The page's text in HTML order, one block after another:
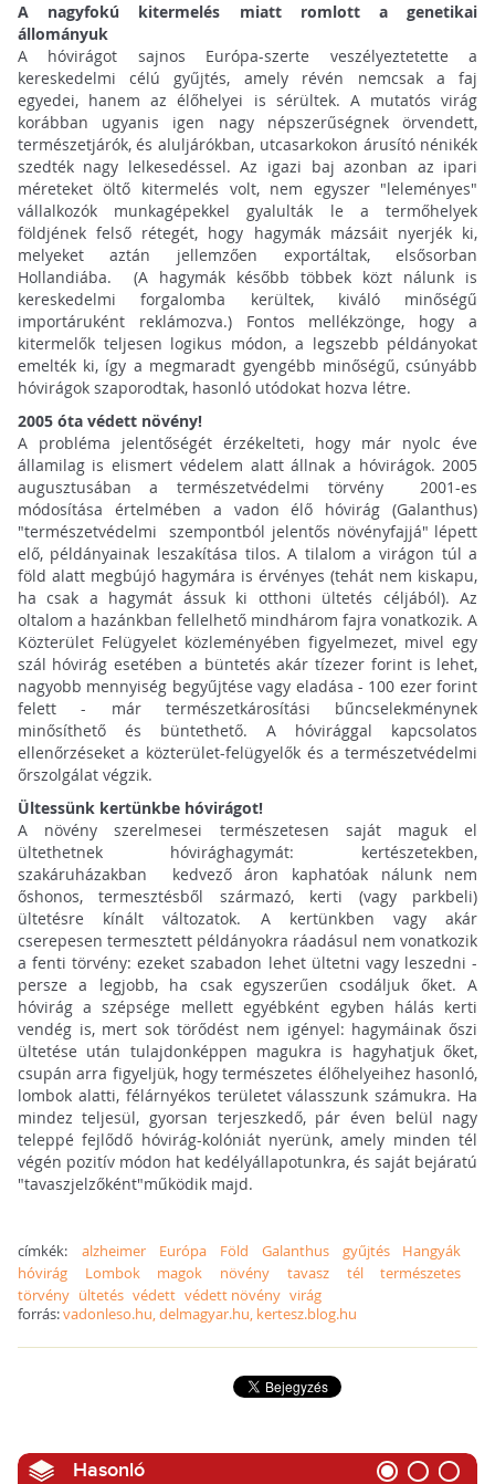
A nagyfokú kitermelés miatt romlott a genetikai
állományuk
A hóvirágot sajnos Európa-szerte veszélyeztetette a
kereskedelmi célú gyűjtés, amely révén nemcsak a faj
egyedei, hanem az élőhelyei is sérültek. A mutatós virág
korábban ugyanis igen nagy népszerűségnek örvendett,
természetjárók, és aluljárókban, utcasarkokon árusító nénikék
szedték nagy lelkesedéssel. Az igazi baj azonban az ipari
méreteket öltő kitermelés volt, nem egyszer "leleményes"
vállalkozók munkagépekkel gyalulták le a termőhelyek
földjének felső rétegét, hogy hagymák mázsáit nyerjék ki,
melyeket aztán jellemzően exportáltak, elsősorban
Hollandiába. (A hagymák később többek közt nálunk is
kereskedelmi forgalomba kerültek, kiváló minőségű
importáruként reklámozva.) Fontos mellékzönge, hogy a
kitermelők teljesen logikus módon, a legszebb példányokat
emelték ki, így a megmaradt gyengébb minőségű, csúnyább
hóvirágok szaporodtak, hasonló utódokat hozva létre.
2005 óta védett növény!
A probléma jelentőségét érzékelteti, hogy már nyolc éve
államilag is elismert védelem alatt állnak a hóvirágok. 2005
augusztusában a természetvédelmi törvény 2001-es
módosítása értelmében a vadon élő hóvirág (Galanthus)
"természetvédelmi szempontból jelentős növényfajjá" lépett
elő, példányainak leszakítása tilos. A tilalom a virágon túl a
föld alatt megbújó hagymára is érvényes (tehát nem kiskapu,
ha csak a hagymát ássuk ki otthoni ültetés céljából). Az
oltalom a hazánkban fellelhető mindhárom fajra vonatkozik. A
Közterület Felügyelet közleményében figyelmezet, mivel egy
szál hóvirág esetében a büntetés akár tízezer forint is lehet,
nagyobb mennyiség begyűjtése vagy eladása - 100 ezer forint
felett - már természetkárosítási bűncselekménynek
minősíthető és büntethető. A hóvirággal kapcsolatos
ellenőrzéseket a közterület-felügyelők és a természetvédelmi
őrszolgálat végzik.
Ültessünk kertünkbe hóvirágot!
A növény szerelmesei természetesen saját maguk el
ültethetnek hóvirághagymát: kertészetekben,
szakáruházakban kedvező áron kaphatóak nálunk nem
őshonos, termesztésből származó, kerti (vagy parkbeli)
ültetésre kínált változatok. A kertünkben vagy akár
cserepesen termesztett példányokra ráadásul nem vonatkozik
a fenti törvény: ezeket szabadon lehet ültetni vagy leszedni -
persze a legjobb, ha csak egyszerűen csodáljuk őket. A
hóvirág a szépsége mellett egyébként egyben hálás kerti
vendég is, mert sok törődést nem igényel: hagymáinak őszi
ültetése után tulajdonképpen magukra is hagyhatjuk őket,
csupán arra figyeljük, hogy természetes élőhelyeihez hasonló,
lombok alatti, félárnyékos területet válasszunk számukra. Ha
mindez teljesül, gyorsan terjeszkedő, pár éven belül nagy
teleppé fejlődő hóvirág-kolóniát nyerünk, amely minden tél
végén pozitív módon hat kedélyállapotunkra, és saját bejáratú
"tavaszjelzőként"működik majd.
címkék:alzheimer Európa Föld Galanthus gyűjtés
Hangyák
hóvirág
Lombok magok növény tavasz tél
természetes
törvény ültetés védett védett növény virág
forrás:vadonleso.hu, delmagyar.hu, kertesz.blog.hu
Hasonló